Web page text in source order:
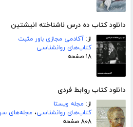
دانلود کتاب ده درس ناشناخته انیشتین
از: آکادمی مجازی باور مثبت
کتاب‌های روانشناسی
۱۸ صفحه
دانلود کتاب روابط فردی
از: مجله ویستا
کتاب‌های روانشناسی، مجله‌های
۸۰۸ صفحه